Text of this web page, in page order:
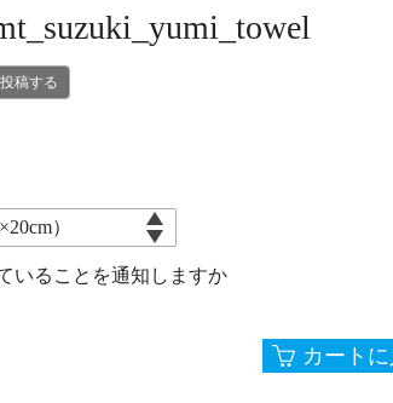
稿する
いることを通知しますか